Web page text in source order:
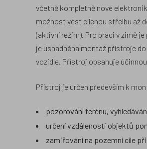
včetně kompletně nové
možnost vést cílenou střelbu až
(aktivní režim). Pro práci v zimě
je usnadněna montáž přístroje
vozidle. Přístroj obsahuje
Přístroj je určen především k
pozorování terénu,
určení vzdálenosti objektů
zamiřování na pozemní cíle